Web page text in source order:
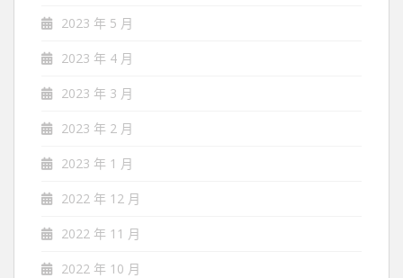
2023 年 5 月
2023 年 4 月
2023 年 3 月
2023 年 2 月
2023 年 1 月
2022 年 12 月
2022 年 11 月
2022 年 10 月